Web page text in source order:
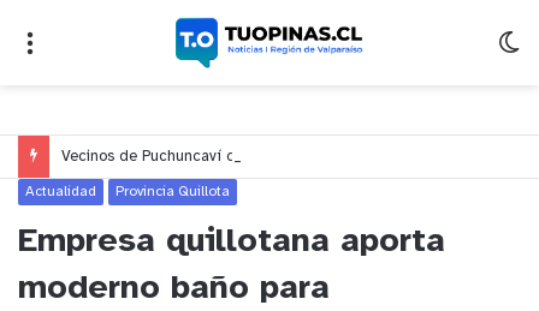
Actualidad Provincia Quillota
Empresa quillotana aporta
moderno baño para